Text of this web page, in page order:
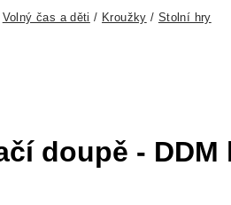
Volný čas a děti / Kroužky / Stolní hry
doupě - DDM